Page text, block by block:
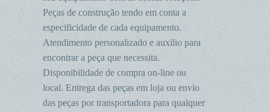
Peças de construção tendo em conta a
especificidade de cada equipamento.
Atendimento personalizado e auxilio para
encontrar a peça que necessita.
Disponibilidade de compra on-line ou
local. Entrega das peças em loja ou envio
das peças por transportadora para qualquer